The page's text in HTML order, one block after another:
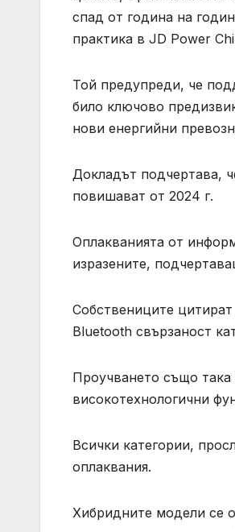
спад от година на
практика в JD Power
Той предупреди, че
било ключово
нови енергийни
Докладът подчертава,
повишават от 2024 г.
Оплакванията от
изразените,
Собствениците
Bluetooth свързаност
Проучването също
високотехнологични
Всички категории,
оплаквания.
Хибридните модели се